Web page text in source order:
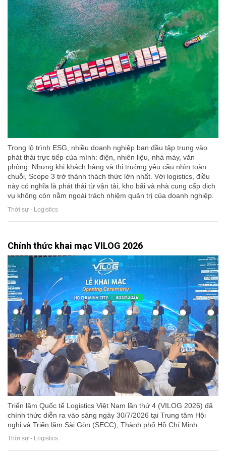
Trong lộ trình ESG, nhiều doanh nghiệp ban đầu tập trung vào
phát thải trực tiếp của mình: điện, nhiên liệu, nhà máy, văn
phòng. Nhưng khi khách hàng và thị trường yêu cầu nhìn toàn
chuỗi, Scope 3 trở thành thách thức lớn nhất. Với logistics, điều
này có nghĩa là phát thải từ vận tải, kho bãi và nhà cung cấp dịch
vụ không còn nằm ngoài trách nhiệm quản trị của doanh nghiệp.
Thời sự - Logistics
Chính thức khai mạc VILOG 2026
Triển lãm Quốc tế Logistics Việt Nam lần thứ 4 (VILOG 2026) đã
chính thức diễn ra vào sáng ngày 30/7/2026 tại Trung tâm Hội
nghị và Triển lãm Sài Gòn (SECC), Thành phố Hồ Chí Minh.
Thời sự - Logistics